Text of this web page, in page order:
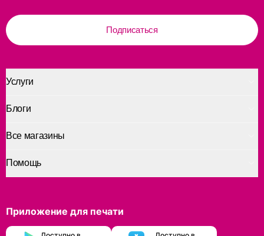
Подписаться
Услуги
Помощь
Блоги
Все магазины
Приложение для печати